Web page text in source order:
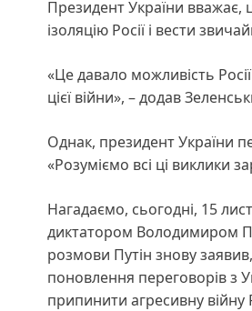
Президент України вважає,
ізоляцію Росії і вести
«Це давало можливість
цієї війни», – додав
Однак, президент України
«Розуміємо всі ці виклики
Нагадаємо, сьогодні, 15
диктатором Володимиром
розмови Путін знову
поновлення переговорів з
припинити агресивну війну